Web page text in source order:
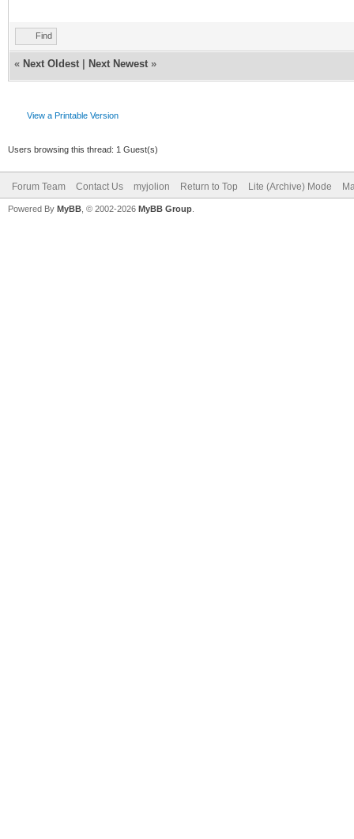
Find
« Next Oldest Next Newest »
View a Printable Version
Users browsing this thread: 1 Guest(s)
Forum Team Contact Us myjolion Return to Top Lite (Archive) Mode
Powered By MyBB , © 2002-2026 MyBB Group